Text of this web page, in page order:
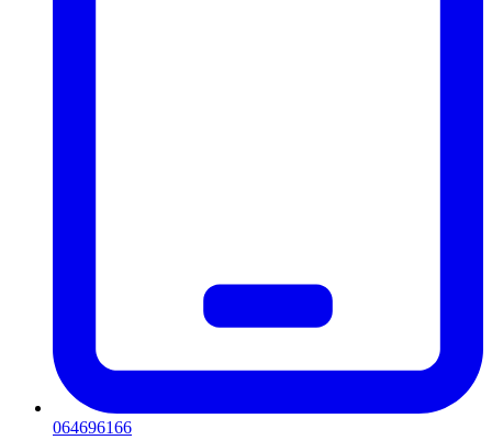
064696166